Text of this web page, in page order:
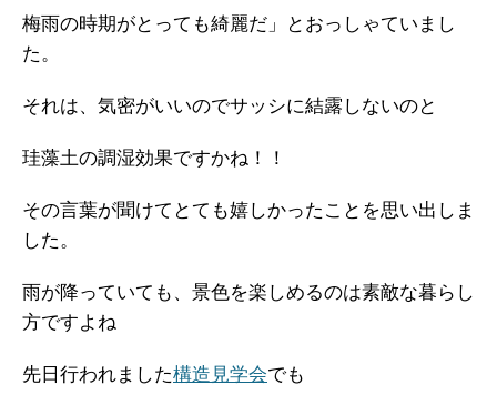
梅雨の時期がとっても綺麗だ」とおっしゃていまし
た。
それは、気密がいいのでサッシに結露しないのと
珪藻土の調湿効果ですかね！！
その言葉が聞けてとても嬉しかったことを思い出しま
した。
雨が降っていても、景色を楽しめるのは素敵な暮らし
方ですよね
先日行われました構造見学会でも